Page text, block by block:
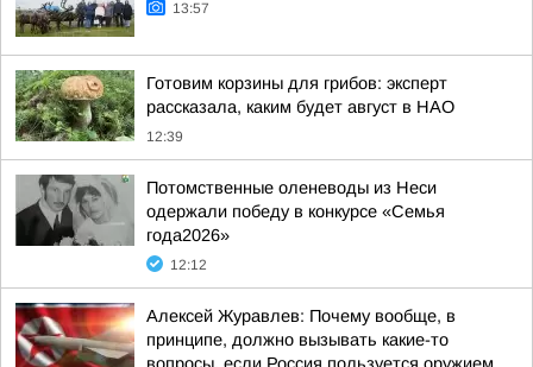
13:57
Готовим корзины для грибов: эксперт
рассказала, каким будет август в НАО
12:39
Потомственные оленеводы из Неси
одержали победу в конкурсе «Семья
года2026»
12:12
Алексей Журавлев: Почему вообще, в
принципе, должно вызывать какие-то